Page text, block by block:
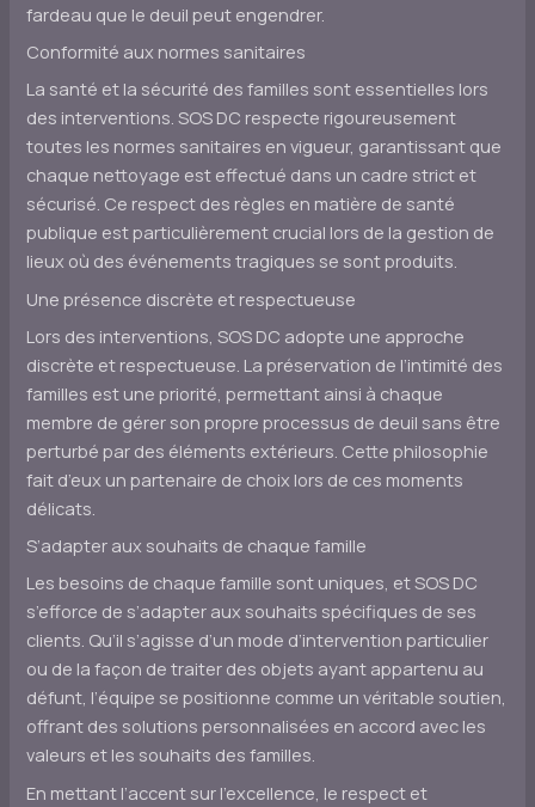
fardeau que le deuil peut engendrer.
Conformité aux normes sanitaires
La santé et la sécurité des familles sont essentielles lors
des interventions. SOS DC respecte rigoureusement
toutes les normes sanitaires en vigueur, garantissant que
chaque nettoyage est effectué dans un cadre strict et
sécurisé. Ce respect des règles en matière de santé
publique est particulièrement crucial lors de la gestion de
lieux où des événements tragiques se sont produits.
Une présence discrète et respectueuse
Lors des interventions, SOS DC adopte une approche
discrète et respectueuse. La préservation de l’intimité des
familles est une priorité, permettant ainsi à chaque
membre de gérer son propre processus de deuil sans être
perturbé par des éléments extérieurs. Cette philosophie
fait d’eux un partenaire de choix lors de ces moments
délicats.
S’adapter aux souhaits de chaque famille
Les besoins de chaque famille sont uniques, et SOS DC
s’efforce de s’adapter aux souhaits spécifiques de ses
clients. Qu’il s’agisse d’un mode d’intervention particulier
ou de la façon de traiter des objets ayant appartenu au
défunt, l’équipe se positionne comme un véritable soutien,
offrant des solutions personnalisées en accord avec les
valeurs et les souhaits des familles.
En mettant l’accent sur l’excellence, le respect et